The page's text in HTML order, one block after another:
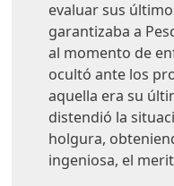
evaluar sus
garantizaba a
al momento de
ocultó ante los
aquella era su
distendió la
holgura,
ingeniosa, el